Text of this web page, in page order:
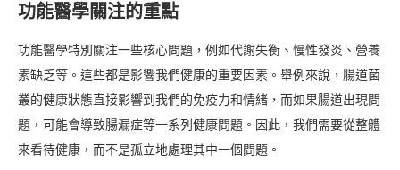
功能醫學關注的重點
功能醫學特別關注一些核心問題，例如代謝失衡、慢性發炎、營養
素缺乏等。這些都是影響我們健康的重要因素。舉例來說，腸道菌
叢的健康狀態直接影響到我們的免疫力和情緒，而如果腸道出現問
題，可能會導致腸漏症等一系列健康問題。因此，我們需要從整體
來看待健康，而不是孤立地處理其中一個問題。